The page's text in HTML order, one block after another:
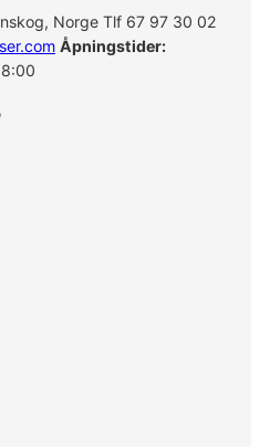
Norge Tlf 67 97 30 02
Åpningstider: